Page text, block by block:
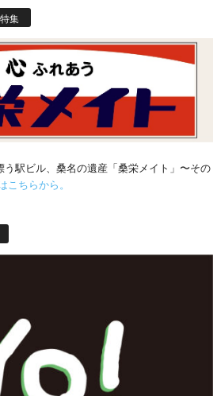
集
駅ビル、桑名の遺産「桑栄メイト」〜その
こちらから。